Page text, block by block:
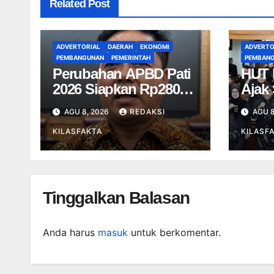
Related Post
ADVERTORIAL DAERAH
EKONOMI
PEMBANGUNAN
PEMERINTAH
Perubahan APBD Pati
2026 Siapkan Rp280
Miliar, Jalan Rusak
Jadi Prioritas
AGU 8, 2026 REDAKSI
KILASFAKTA
HUT
Ajak
AGU
Tinggalkan Balasan
Anda harus masuk untuk berkomentar.